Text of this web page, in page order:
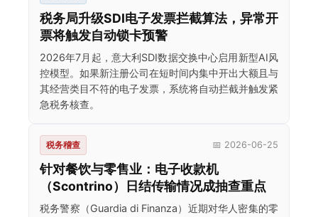
税务局升级SDI电子发票拦截算法，异常开
票将触发自动锁卡预警
2026年7月起，意大利SDI数据交换中心启用新型AI风
控模型。如果新注册公司在短时间内集中开出大额且与
其经营类目不符的电子发票，系统将自动拦截并触发紧
急税务核查。
税务稽查 📅 2026-06-25
针对餐饮与零售业：电子收款机
（Scontrino）日结传输情况成抽查重点
税务警察（Guardia di Finanza）近期对华人密集的零